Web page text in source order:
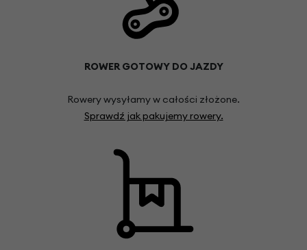
ROWER GOTOWY DO JAZDY
Rowery wysyłamy w całości złożone.
Sprawdź jak pakujemy rowery.